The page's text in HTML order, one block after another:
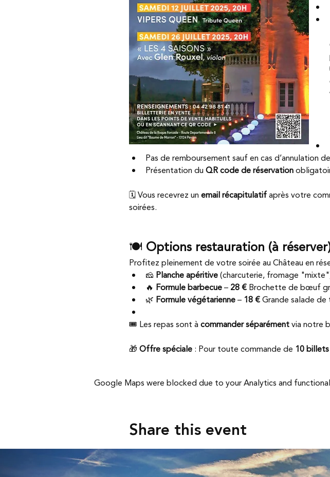
Pas de remboursement sauf en cas d’annulation
Présentation du QR code de réservation
🗓️ Vous recevrez un email récapitulatif après votre
soirées.
🍽️ Options restauration (à
Profitez pleinement de votre soirée au Château en
🧀 Planche apéritive (charcuterie, fromage
🔥 Formule barbecue – 28 € Brochette de bœuf
🌿 Formule végétarienne – 18 € Grande salade
🎟️ Les repas sont à commander séparément via notre
🎁 Offre spéciale : Pour toute commande de 10
Google Maps were blocked due to your Analytics and
Share this event